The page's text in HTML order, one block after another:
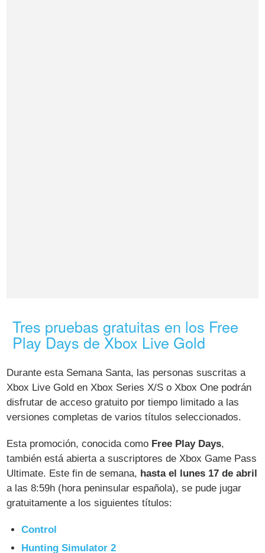
Tres pruebas gratuitas en los Free
Play Days de Xbox Live Gold
Durante esta Semana Santa, las personas suscritas a
Xbox Live Gold en Xbox Series X/S o Xbox One podrán
disfrutar de acceso gratuito por tiempo limitado a las
versiones completas de varios títulos seleccionados.
Esta promoción, conocida como Free Play Days,
también está abierta a suscriptores de Xbox Game Pass
Ultimate. Este fin de semana, hasta el lunes 17 de abril
a las 8:59h (hora peninsular española), se pude jugar
gratuitamente a los siguientes títulos:
Control
Hunting Simulator 2